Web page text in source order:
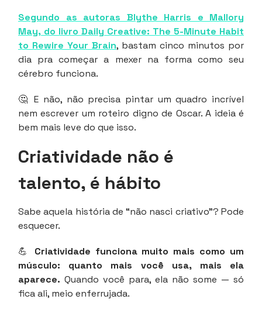
Segundo as autoras Blythe Harris e Mallory
May, do livro Daily Creative: The 5-Minute Habit
to Rewire Your Brain, bastam cinco minutos por
dia pra começar a mexer na forma como seu
cérebro funciona.
🤔 E não, não precisa pintar um quadro incrível
nem escrever um roteiro digno de Oscar. A ideia é
bem mais leve do que isso.
Criatividade não é
talento, é hábito
Sabe aquela história de “não nasci criativo”? Pode
esquecer.
💪 Criatividade funciona muito mais como um
músculo: quanto mais você usa, mais ela
aparece. Quando você para, ela não some — só
fica ali, meio enferrujada.